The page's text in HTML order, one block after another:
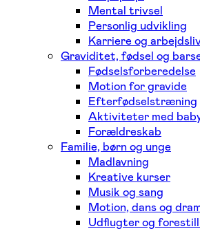
Mental trivsel
Personlig udvikling
Karriere og
Graviditet, fødsel og
Fødselsforberedelse
Motion for gravide
Efterfødselstræning
Aktiviteter med
Forældreskab
Familie, børn og unge
Madlavning
Kreative kurser
Musik og sang
Motion, dans og
Udflugter og